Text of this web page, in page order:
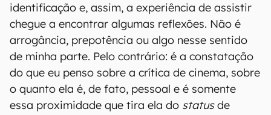
identificação e, assim, a experiência de assistir
chegue a encontrar algumas reflexões. Não é
arrogância, prepotência ou algo nesse sentido
de minha parte. Pelo contrário: é a constatação
do que eu penso sobre a crítica de cinema, sobre
o quanto ela é, de fato, pessoal e é somente
essa proximidade que tira ela do statusde